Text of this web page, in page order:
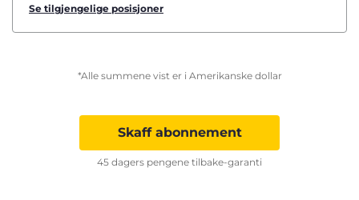
Se tilgjengelige posisjoner
*Alle summene vist er i Amerikanske dollar
Skaff abonnement
45 dagers pengene tilbake-garanti